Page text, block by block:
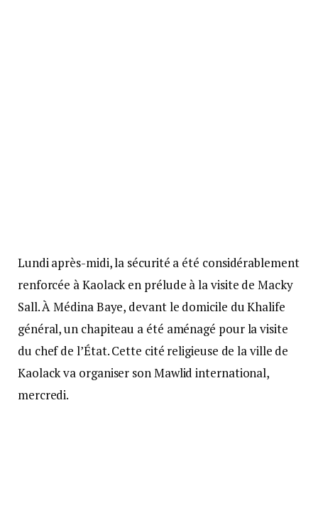
Lundi après-midi, la sécurité a été considérablement
renforcée à Kaolack en prélude à la visite de Macky
Sall. À Médina Baye, devant le domicile du Khalife
général, un chapiteau a été aménagé pour la visite
du chef de l’État. Cette cité religieuse de la ville de
Kaolack va organiser son Mawlid international,
mercredi.